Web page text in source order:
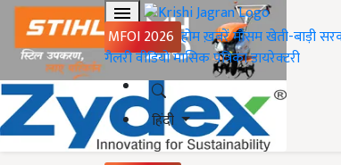
MFOI 2026 होमख़बरेंमौसमखेती-बाड़ी
गैलरीवीडियोमासिक पत्रिकाडायरेक्टरी
हिंदी